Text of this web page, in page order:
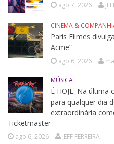
ago 7, 2026
CINEMA &
Paris Filmes
Acme”
ago 6, 2026
MÚSICA
É HOJE: Na última
para qualquer dia
extraordinária
Ticketmaster
ago 6, 2026 JEFF FERREIRA